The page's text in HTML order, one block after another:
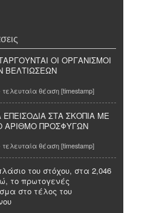
ΟΙ ΟΡΓΑΝΙΣΜΟΙ
ΒΕΛΤΙΩΣΕΩΝ
τελευταία θέαση [timestamp]
ΣΤΑ ΣΚΟΠΙΑ ΜΕ
ΑΡΙΘΜΟ ΠΡΟΣΦΥΓΩΝ
τελευταία θέαση [timestamp]
του στόχου, στα 2,046
το πρωτογενές
στο τέλος του